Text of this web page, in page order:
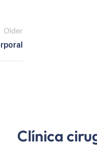
Older
Clínica